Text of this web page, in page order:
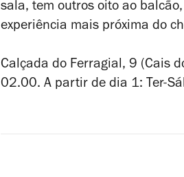
sala, tem outros oito ao
experiência mais próxima do
Calçada do Ferragial, 9 (Cais
02.00. A partir de dia 1: Ter-